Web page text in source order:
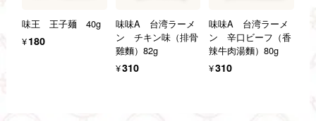
味王 王子麺 40g
¥180
味味A 台湾ラーメ
ン チキン味（排骨
雞麵）82g
¥310
味味A 台湾ラーメ
ン 辛口ビーフ（香
辣牛肉湯麵）80g
¥310